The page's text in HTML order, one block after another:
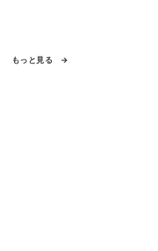
もっと見る